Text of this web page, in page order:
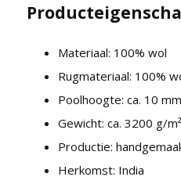
Materiaal: 100% wol
Rugmateriaal: 100%
Poolhoogte: ca. 10 mm
Gewicht: ca. 3200 g/m²
Productie:
Herkomst: India